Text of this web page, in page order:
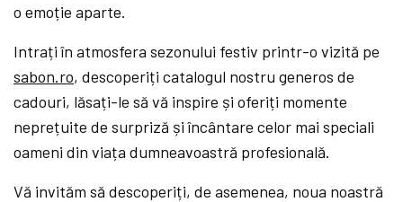
o emoție aparte.
Intrați în atmosfera sezonului festiv printr-o vizită pe
sabon.ro, descoperiți catalogul nostru generos de
cadouri, lăsați-le să vă inspire și oferiți momente
neprețuite de surpriză și încântare celor mai speciali
oameni din viața dumneavoastră profesională.
Vă invităm să descoperiți, de asemenea, noua noastră